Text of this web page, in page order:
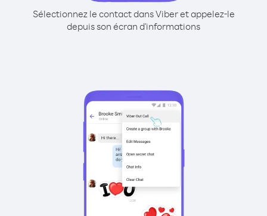
Sélectionnez le contact dans Viber et appelez-le
depuis son écran d'informations